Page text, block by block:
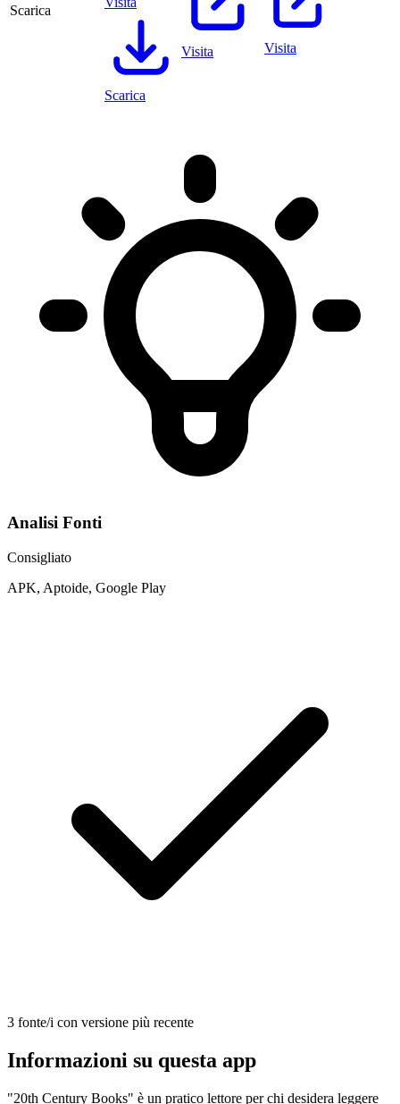
Scarica
Scarica
Visita Visita
Analisi Fonti
Consigliato
APK, Aptoide, Google Play
3 fonte/i con versione più recente
Informazioni su questa app
"20th Century Books" è un pratico lettore per chi desidera leggere